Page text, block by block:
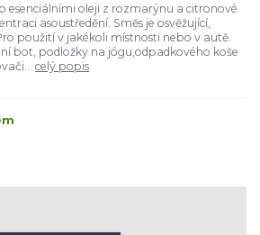
esenciálními oleji z rozmarýnu a citronové
asoustředění. Směs je osvěžující,
použití v jakékoli místnosti nebo v autě.
bot, podložky na jógu,odpadkového koše
celý popis